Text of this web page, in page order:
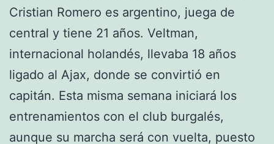
Cristian Romero es argentino, juega de
central y tiene 21 años. Veltman,
internacional holandés, llevaba 18 años
ligado al Ajax, donde se convirtió en
capitán. Esta misma semana iniciará los
entrenamientos con el club burgalés,
aunque su marcha será con vuelta, puesto